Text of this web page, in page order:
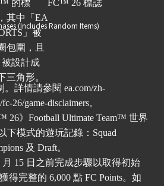
(Includes Random Items)
。詳情請參閱 ea.com/zh-
fc-26/game-disclaimers。
26》Football Ultimate Team™ 世界
下模式的遊玩記錄：Squad
及 Draft。
月 15 日之前完成步驟以取得初始
得完整的 6,000 點 FC Points。如